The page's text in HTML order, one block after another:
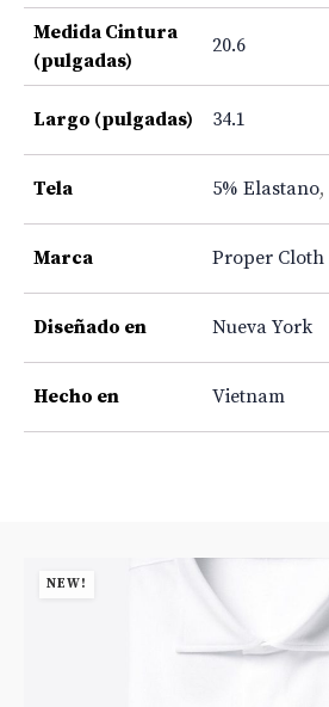
Medida Cintura
(pulgadas)
20.6
Largo (pulgadas) 34.1
Tela 5% Elastano,
Marca Proper Cloth
Diseñado en Nueva York
Hecho en Vietnam
NEW!